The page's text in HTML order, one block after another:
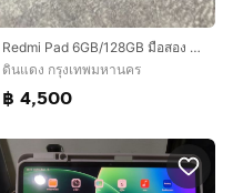
Redmi Pad 6GB/128GB มือสอง สภาพดี แบตอึด จอใหญ่
ดินแดง กรุงเทพมหานคร
฿ 4,500